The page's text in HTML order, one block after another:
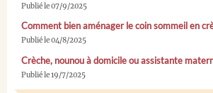
Publié le 07/9/2025
Comment bien aménager le coin sommeil en
Publié le 04/8/2025
Crèche, nounou à domicile ou assistante
Publié le 19/7/2025